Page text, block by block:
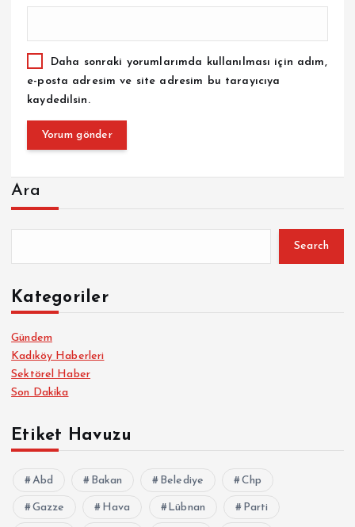
Daha sonraki yorumlarımda kullanılması için adım,
e-posta adresim ve site adresim bu tarayıcıya
kaydedilsin.
Ara
Search
Kategoriler
Gündem
Kadıköy Haberleri
Sektörel Haber
Son Dakika
Etiket Havuzu
Abd Bakan Belediye Chp
Gazze Hava Lübnan Parti